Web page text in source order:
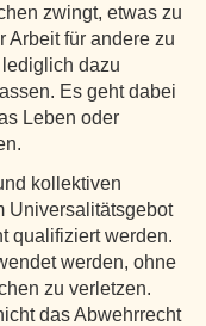
zwingt, etwas zu
Arbeit für andere zu
dazu
Es geht dabei
Leben oder
kollektiven
Universalitätsgebot
qualifiziert werden.
werden, ohne
zu verletzen.
das Abwehrrecht